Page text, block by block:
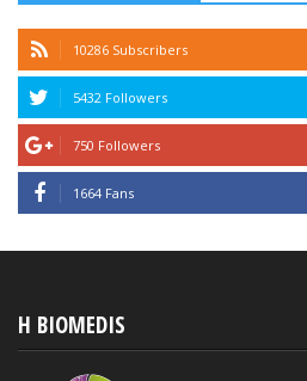
10286 Subscribers
5432 Followers
750 Followers
1664 Fans
H BIOMEDIS